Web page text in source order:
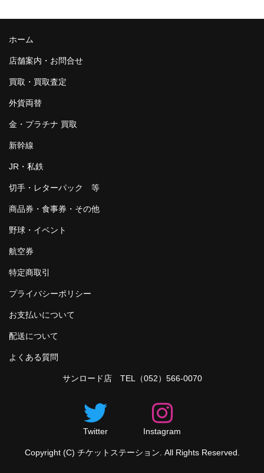
ホーム
店舗案内・お問合せ
買取・買取査定
外貨両替
金・プラチナ 買取
新幹線
JR・私鉄
切手・レターパック 等
商品券・食事券・その他
野球・イベント
航空券
特定商取引
プライバシーポリシー
お支払いについて
配送について
よくある質問
サンロード店 TEL （052）566-0070
Twitter Instagram
Copyright (C) チケットステーション. All Rights Reserved.